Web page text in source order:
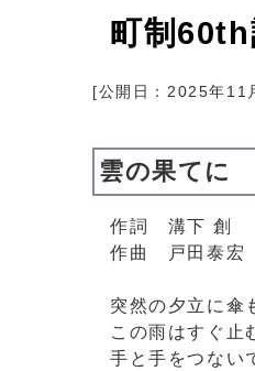
町制60th
[公開日： 2025年11
雲の果てに
作詞 溝下 創
作曲 戸田泰宏
突然の夕立に傘
この雨はすぐ止
手と手をつない